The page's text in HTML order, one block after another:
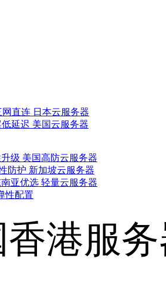
网直连 日本云服务器
延迟 美国云服务器
级 美国高防云服务器
防护 新加坡云服务器
亚优选 轻量云服务器
性配置
香港服